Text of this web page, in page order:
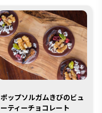
ポップソルガムきびのビュ
ーティーチョコレート